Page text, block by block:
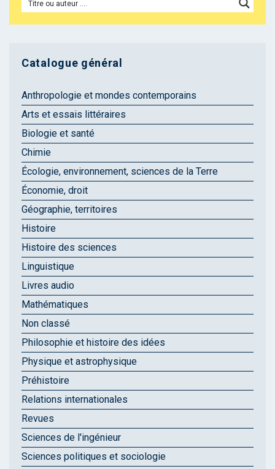
Catalogue général
Anthropologie et mondes contemporains
Arts et essais littéraires
Biologie et santé
Chimie
Écologie, environnement, sciences de la Terre
Économie, droit
Géographie, territoires
Histoire
Histoire des sciences
Linguistique
Livres audio
Mathématiques
Non classé
Philosophie et histoire des idées
Physique et astrophysique
Préhistoire
Relations internationales
Revues
Sciences de l'ingénieur
Sciences politiques et sociologie